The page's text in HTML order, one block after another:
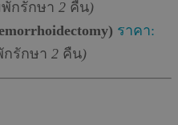
กรักษา 2 คืน)
ราคา:
กรักษา 2 คืน)